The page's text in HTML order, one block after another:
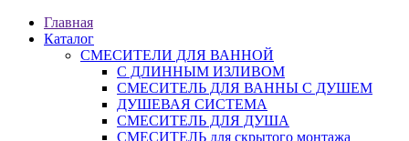
Главная
Каталог
СМЕСИТЕЛИ ДЛЯ ВАННОЙ
С ДЛИННЫМ ИЗЛИВОМ
СМЕСИТЕЛЬ ДЛЯ ВАННЫ С ДУШЕМ
ДУШЕВАЯ СИСТЕМА
СМЕСИТЕЛЬ ДЛЯ ДУША
СМЕСИТЕЛЬ для скрытого монтажа